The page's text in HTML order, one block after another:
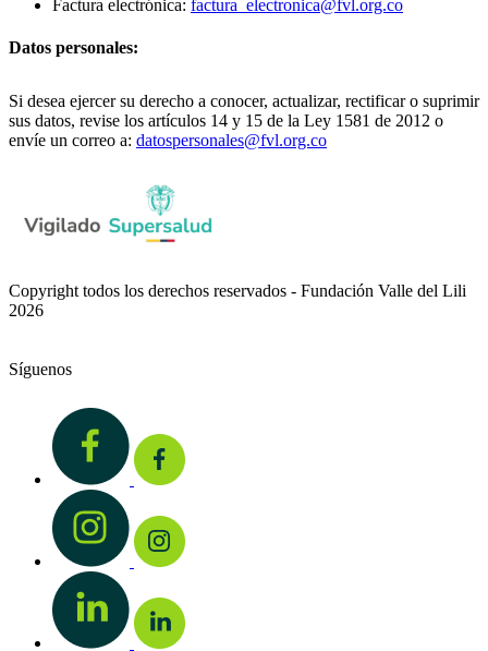
Factura electrónica: factura_electronica@fvl.org.co
Datos personales:
Si desea ejercer su derecho a conocer, actualizar, rectificar o suprimir
sus datos, revise los artículos 14 y 15 de la Ley 1581 de 2012 o
envíe un correo a: datospersonales@fvl.org.co
Copyright todos los derechos reservados - Fundación Valle del Lili
2026
Síguenos